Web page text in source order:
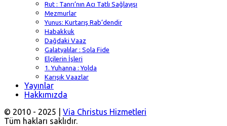
Rut : Tanrı’nın Acı Tatlı Sağlayışı
Mezmurlar
Yunus: Kurtarış Rab’dendir
Habakkuk
Dağdaki Vaaz
Galatyalılar : Sola Fide
Elçilerin İşleri
1. Yuhanna : Yolda
Karışık Vaazlar
Yayınlar
Hakkımızda
© 2010 - 2025 | Via Christus Hizmetleri
Tüm hakları saklıdır.